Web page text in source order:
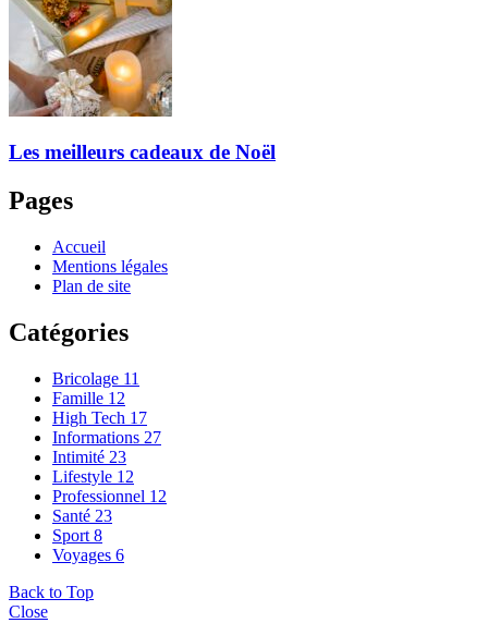
Les meilleurs cadeaux de Noël
Pages
Accueil
Mentions légales
Plan de site
Catégories
Bricolage 11
Famille 12
High Tech 17
Informations 27
Intimité 23
Lifestyle 12
Professionnel 12
Santé 23
Sport 8
Voyages 6
Back to Top
Close